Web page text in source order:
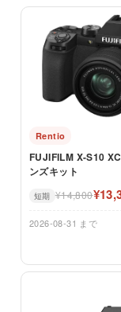
Rentio
FUJIFILM X-S10
ンズキット
短期 ¥14,800
2026-08-31 まで